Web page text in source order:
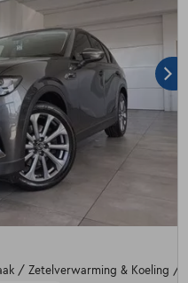
/ Zetelverwarming & Koeling /